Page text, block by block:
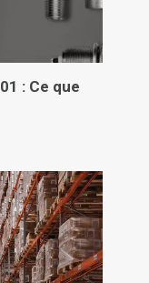
: Ce que